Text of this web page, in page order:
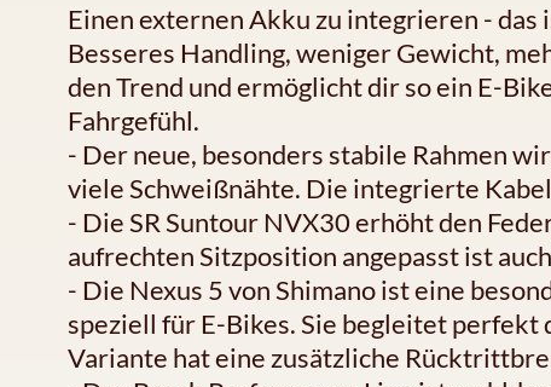
Einen externen Akku zu integrieren -
Besseres Handling, weniger Gewicht,
den Trend und ermöglicht dir so ein E-
Fahrgefühl.
- Der neue, besonders stabile Rahmen
viele Schweißnähte. Die integrierte
- Die SR Suntour NVX30 erhöht den
aufrechten Sitzposition angepasst ist
- Die Nexus 5 von Shimano ist eine
speziell für E-Bikes. Sie begleitet perfekt
Variante hat eine zusätzliche